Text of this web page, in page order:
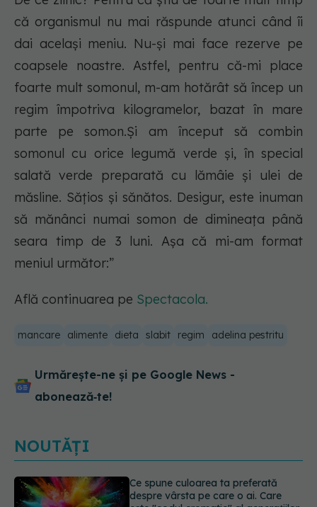
că organismul nu mai răspunde atunci când îi
dai același meniu. Nu-și mai face rezerve pe
coapsele noastre. Astfel, pentru că-mi place
foarte mult somonul, m-am hotărât să încep un
regim împotriva kilogramelor, bazat în mare
parte pe somon.Și am început să combin
somonul cu orice legumă verde și, în special
salată verde preparată cu lămâie și ulei de
măsline. Sățios și sănătos. Desigur, este inuman
să mănânci numai somon de dimineața până
seara timp de 3 luni. Așa că mi-am format
meniul următor:”
Află continuarea pe Spectacola.
mancare alimente dieta slabit regim adelina pestritu
Urmărește-ne și pe Google News -
abonează‑te!
NOUTĂȚI
EXCLUSIV Cancerele care pot fi